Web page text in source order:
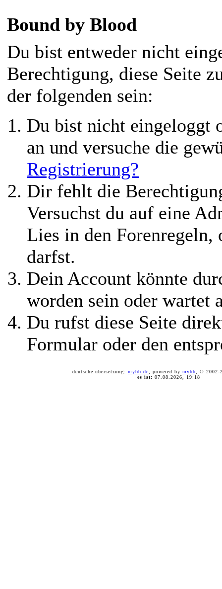
Bound by Blood
Du bist entweder nicht
Berechtigung, diese Seite
der folgenden sein:
Du bist nicht eingeloggt
an und versuche die
Registrierung?
Dir fehlt die
Versuchst du auf eine
Lies in den
darfst.
Dein Account könnte
worden sein oder wartet
Du rufst diese Seite
Formular oder den
deutsche übersetzung: mybb.de , powered by mybb , ©
es ist: 07.08.2026, 19:18